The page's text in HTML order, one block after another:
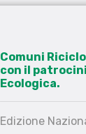
Comuni
con il
Ecologica.
Edizione